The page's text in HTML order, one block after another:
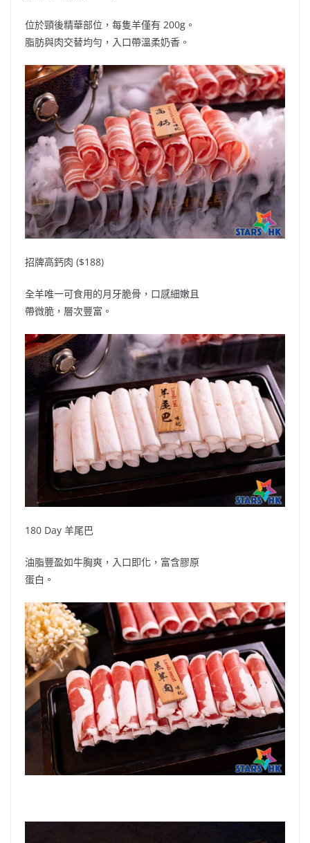
位於頸後精華部位，每隻羊僅有 200g。
脂肪與肉交替均勻，入口帶溫柔奶香。
招牌高鈣肉 ($188)
全羊唯一可食用的月牙脆骨，口感細嫩且
帶微脆，層次豐富。
180 Day 羊尾巴
油脂豐盈如牛胸爽，入口即化，富含膠原
蛋白。